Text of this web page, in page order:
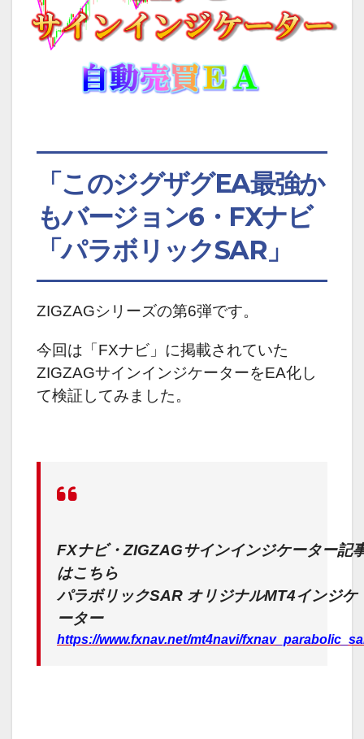
「このジグザグEA最強か
もバージョン6・FXナビ
「パラボリックSAR」
ZIGZAGシリーズの第6弾です。
今回は「FXナビ」に掲載されていた
ZIGZAGサインインジケーターをEA化し
て検証してみました。
FXナビ・ZIGZAGサインインジケーター記
はこちら
パラボリックSAR オリジナルMT4インジケ
ーター
https://www.fxnav.net/mt4navi/